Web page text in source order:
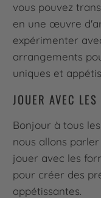
vous pouvez
en une œuvre
expérimenter
arrangements
uniques et
JOUER AVEC
Bonjour à tous
nous allons
jouer avec les
pour créer des
appétissantes.